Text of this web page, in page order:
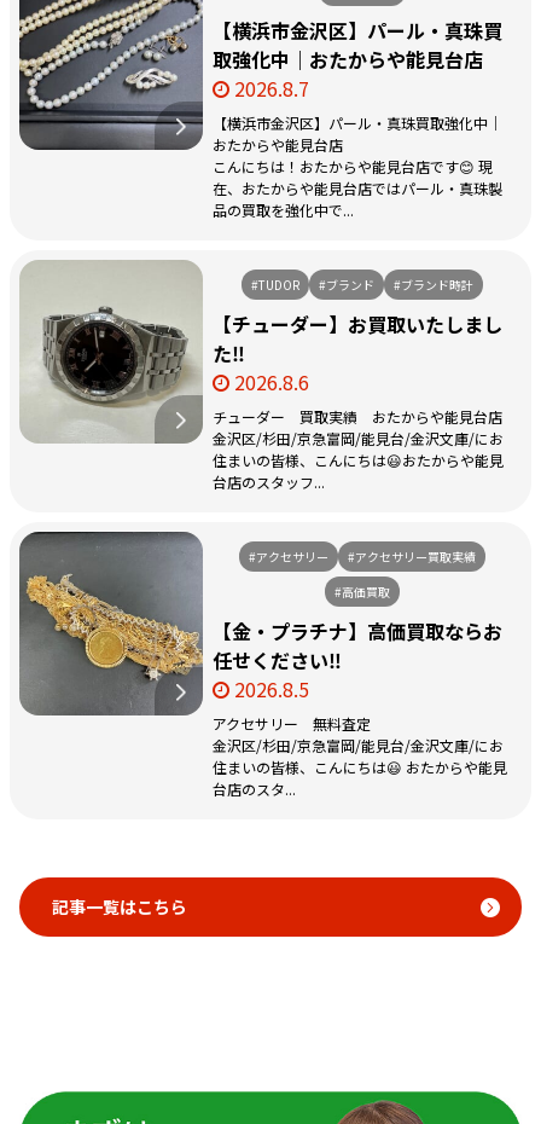
【横浜市金沢区】パール・真珠買
取強化中｜おたからや能見台店
2026.8.7
【横浜市金沢区】パール・真珠買取強化中｜
おたからや能見台店
こんにちは！おたからや能見台店です😊 現
在、おたからや能見台店ではパール・真珠製
品の買取を強化中で...
#TUDOR #ブランド #ブランド時計
【チューダー】お買取いたしまし
た‼️
2026.8.6
チューダー 買取実績 おたからや能見台店
金沢区/杉田/京急富岡/能見台/金沢文庫/にお
住まいの皆様、こんにちは😃おたからや能見
台店のスタッフ...
#アクセサリー
#アクセサリー買取実績
#高価買取
【金・プラチナ】高価買取ならお
任せください‼️
2026.8.5
アクセサリー 無料査定
金沢区/杉田/京急富岡/能見台/金沢文庫/にお
住まいの皆様、こんにちは😃 おたからや能見
台店のスタ...
記事一覧はこちら